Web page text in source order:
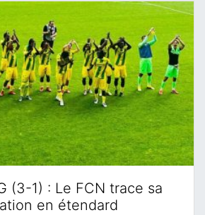
(3-1) : Le FCN trace sa
en étendard